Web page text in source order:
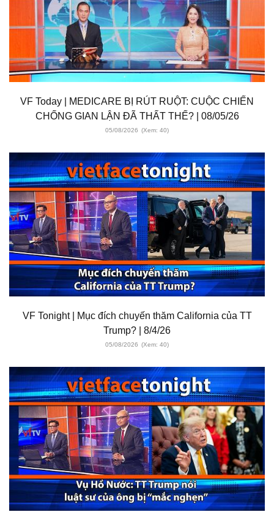
VF Today | MEDICARE BỊ RÚT RUỘT: CUỘC CHIẾN
CHỐNG GIAN LẬN ĐÃ THẤT THẾ? | 08/05/26
05/08/2026 (Xem: 40)
VF Tonight | Mục đích chuyến thăm California của TT
Trump? | 8/4/26
05/08/2026 (Xem: 40)